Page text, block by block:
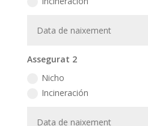
Assegurat 2
Nicho
Incineración